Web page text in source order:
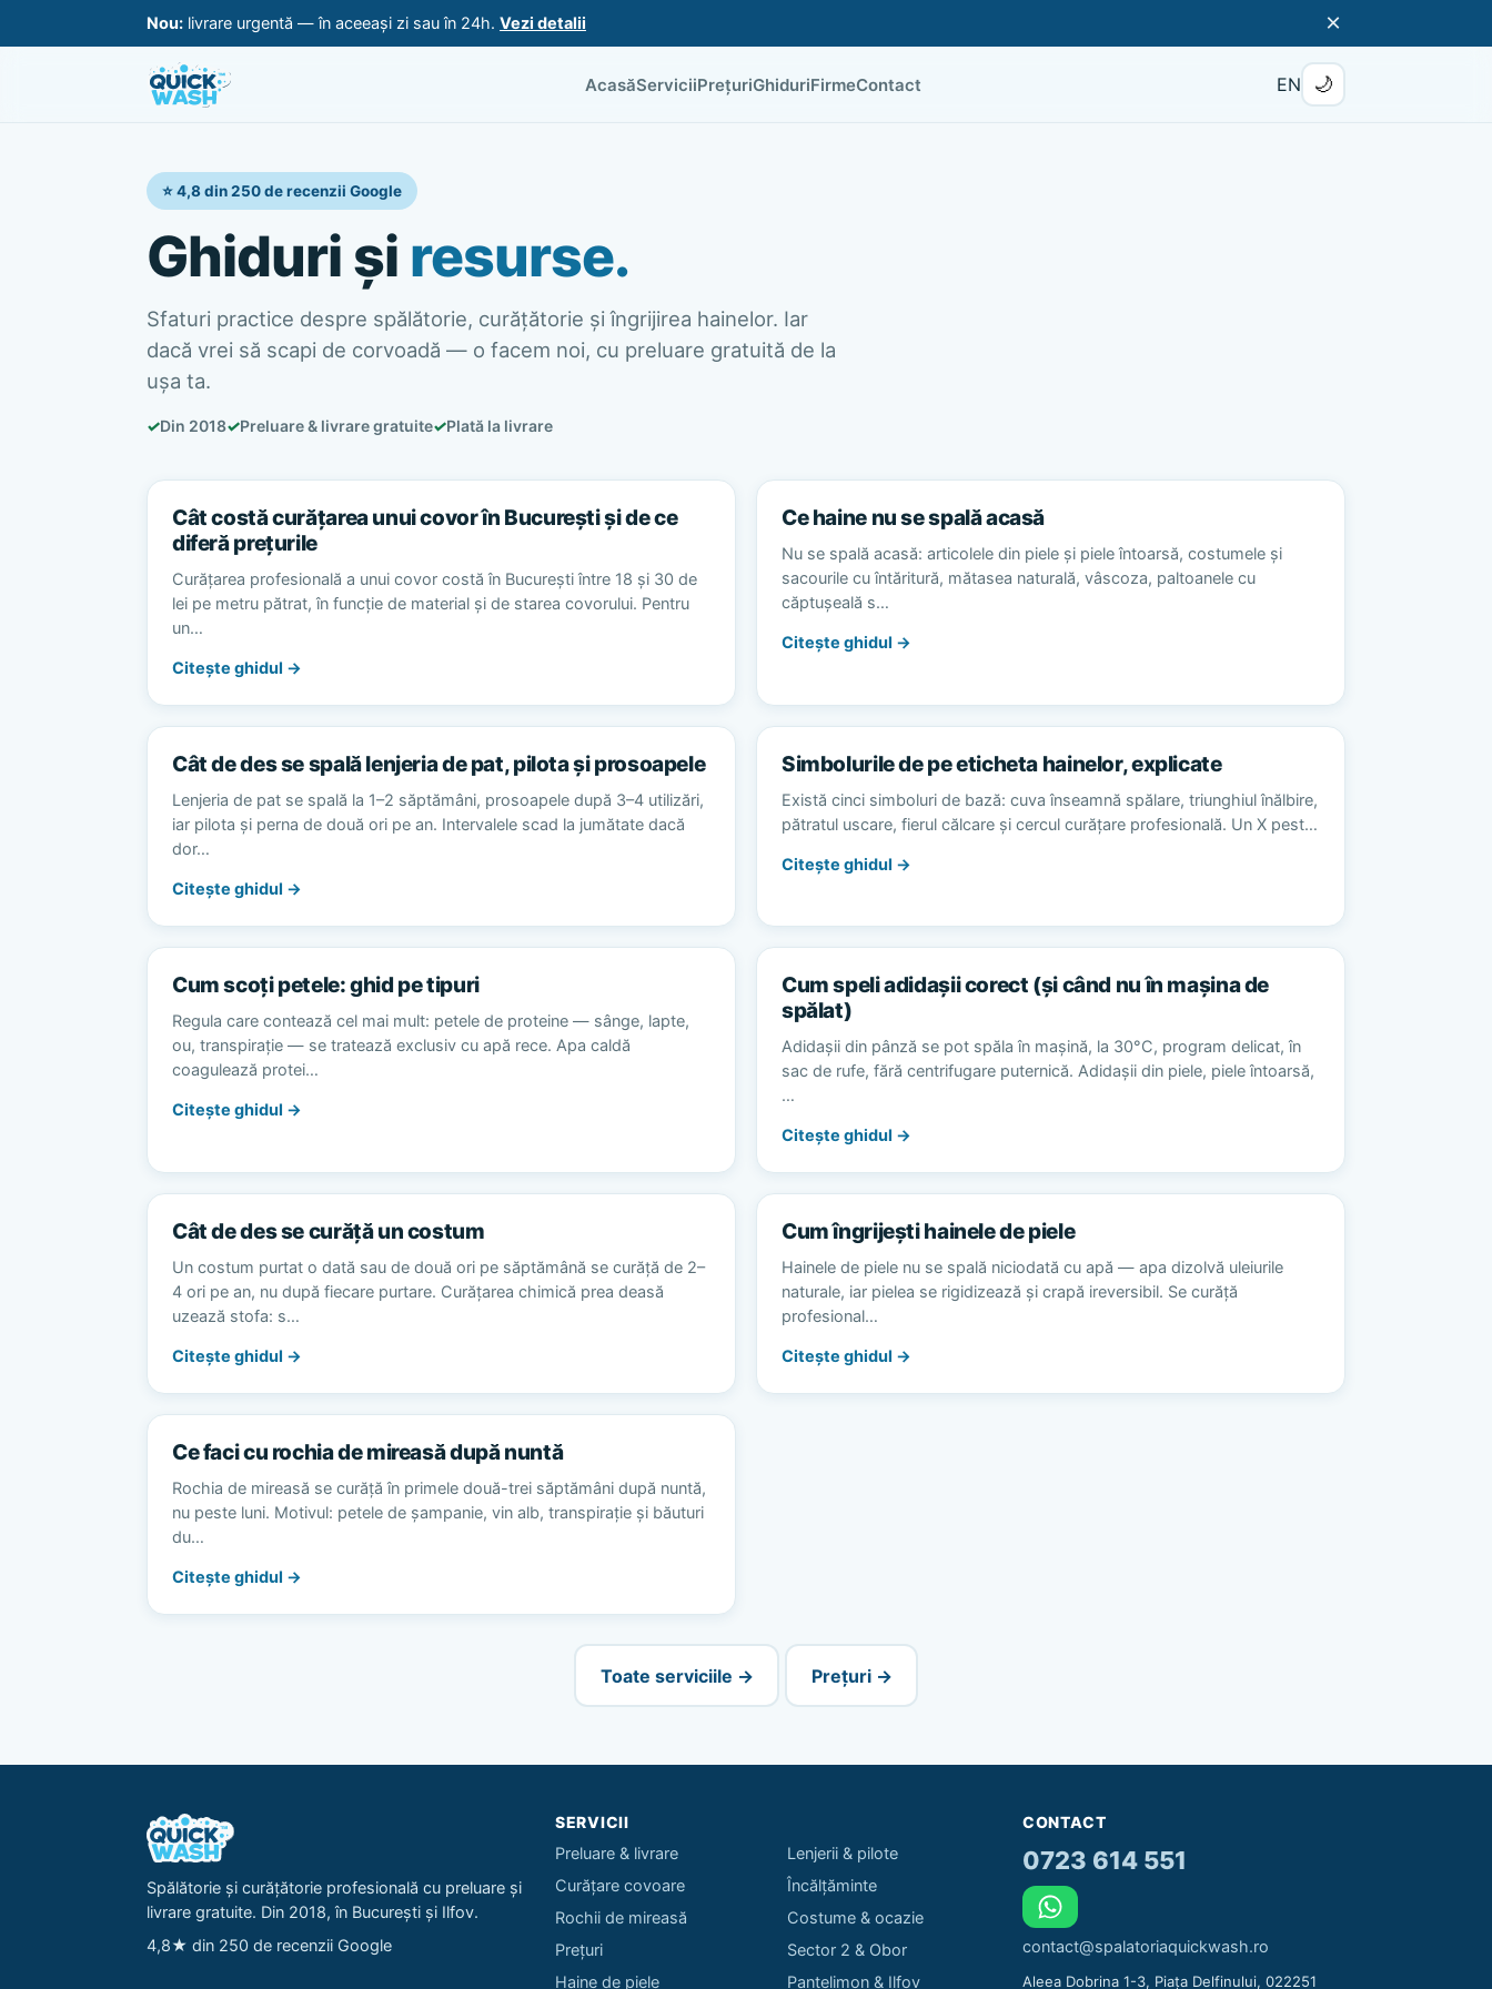
Nou: livrare urgentă — în aceeași zi sau în 24h. Vezi detalii ×
AcasăServiciiPrețuriGhiduriFirmeContact EN 🌙
⭐ 4,8 din 250 de recenzii Google
Ghiduri și resurse.
Sfaturi practice despre spălătorie, curățătorie și îngrijirea hainelor. Iar
dacă vrei să scapi de corvoadă — o facem noi, cu preluare gratuită de la
ușa ta.
✓Din 2018✓Preluare & livrare gratuite✓Plată la livrare
Cât costă curățarea unui covor în București și de ce
diferă prețurile
Curățarea profesională a unui covor costă în București între 18 și 30 de
lei pe metru pătrat, în funcție de material și de starea covorului. Pentru
un…
Citește ghidul →
Ce haine nu se spală acasă
Nu se spală acasă: articolele din piele și piele întoarsă, costumele și
sacourile cu întăritură, mătasea naturală, vâscoza, paltoanele cu
căptușeală s…
Citește ghidul →
Cât de des se spală lenjeria de pat, pilota și prosoapele
Lenjeria de pat se spală la 1–2 săptămâni, prosoapele după 3–4 utilizări,
iar pilota și perna de două ori pe an. Intervalele scad la jumătate dacă
dor…
Citește ghidul →
Simbolurile de pe eticheta hainelor, explicate
Există cinci simboluri de bază: cuva înseamnă spălare, triunghiul înălbire,
pătratul uscare, fierul călcare și cercul curățare profesională. Un X pest…
Citește ghidul →
Cum scoți petele: ghid pe tipuri
Regula care contează cel mai mult: petele de proteine — sânge, lapte,
ou, transpirație — se tratează exclusiv cu apă rece. Apa caldă
coagulează protei…
Citește ghidul →
Cum speli adidașii corect (și când nu în mașina de
spălat)
Adidașii din pânză se pot spăla în mașină, la 30°C, program delicat, în
sac de rufe, fără centrifugare puternică. Adidașii din piele, piele întoarsă,
…
Citește ghidul →
Cât de des se curăță un costum
Un costum purtat o dată sau de două ori pe săptămână se curăță de 2–
4 ori pe an, nu după fiecare purtare. Curățarea chimică prea deasă
uzează stofa: s…
Citește ghidul →
Cum îngrijești hainele de piele
Hainele de piele nu se spală niciodată cu apă — apa dizolvă uleiurile
naturale, iar pielea se rigidizează și crapă ireversibil. Se curăță
profesional…
Citește ghidul →
Ce faci cu rochia de mireasă după nuntă
Rochia de mireasă se curăță în primele două-trei săptămâni după nuntă,
nu peste luni. Motivul: petele de șampanie, vin alb, transpirație și băuturi
du…
Citește ghidul →
Toate serviciile → Prețuri →
Spălătorie și curățătorie profesională cu preluare și
livrare gratuite. Din 2018, în București și Ilfov.
4,8★ din 250 de recenzii Google
SERVICII
Preluare & livrare
Curățare covoare
Rochii de mireasă
Prețuri
Haine de piele
Lenjerii & pilote
Încălțăminte
Costume & ocazie
Sector 2 & Obor
Pantelimon & Ilfov
CONTACT
0723 614 551
contact@spalatoriaquickwash.ro
Aleea Dobrina 1-3, Piața Delfinului, 022251